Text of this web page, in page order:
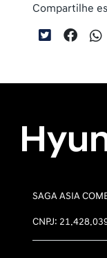
Compartilhe
SAGA ASIA
CNPJ: